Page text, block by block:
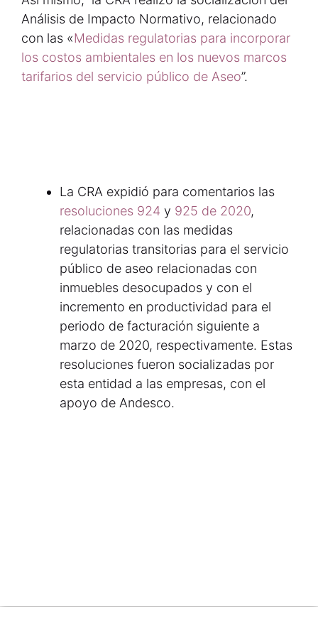
Análisis de Impacto Normativo, relacionado
con las «Medidas regulatorias para incorporar
los costos ambientales en los nuevos marcos
tarifarios del servicio público de Aseo”.
La CRA expidió para comentarios las
resoluciones 924 y 925 de 2020,
relacionadas con las medidas
regulatorias transitorias para el servicio
público de aseo relacionadas con
inmuebles desocupados y con el
incremento en productividad para el
periodo de facturación siguiente a
marzo de 2020, respectivamente. Estas
resoluciones fueron socializadas por
esta entidad a las empresas, con el
apoyo de Andesco.